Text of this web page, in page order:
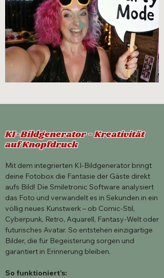
KI-Bildgenerator - Kreativität
auf Knopfdruck
Mit dem integrierten KI-Bildgenerator bringt
deine Fotobox die Fantasie der Gäste direkt
aufs Bild! Die Smiletronic Software analysiert
das Foto und verwandelt es in Sekunden in ein
völlig neues Kunstwerk – ob Comic-Stil,
Cyberpunk, Retro, Aquarell, Fantasy-Welt oder
futurisches Avatar. So entstehen einzigartige
Bilder, die für Begeisterung sorgen und
garantiert in Erinnerung bleiben.
So funktioniert’s: